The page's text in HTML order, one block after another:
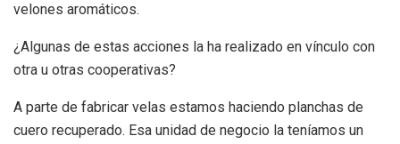
velones aromáticos.
¿Algunas de estas acciones la ha realizado en vínculo con
otra u otras cooperativas?
A parte de fabricar velas estamos haciendo planchas de
cuero recuperado. Esa unidad de negocio la teníamos un